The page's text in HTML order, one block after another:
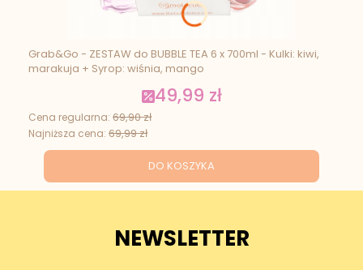
Grab&Go - ZESTAW do BUBBLE TEA 6 x 700ml - Kulki: kiwi,
marakuja + Syrop: wiśnia, mango
Cena promocyjna
49,99 zł
Cena regularna: 69,90 zł
Najniższa cena: 69,99 zł
DO KOSZYKA
NEWSLETTER